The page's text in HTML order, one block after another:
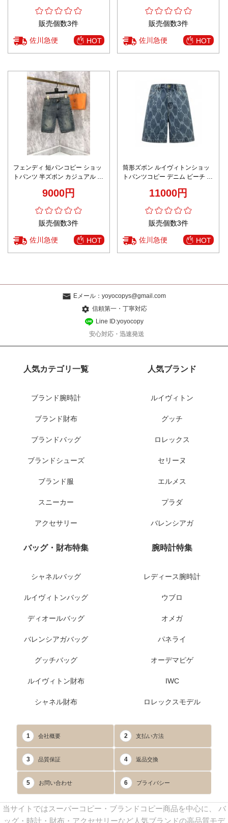
販売個数3件
佐川急便 HOT
販売個数3件
佐川急便 HOT
フェンディ 短パンコピー ショッ
トパンツ 半ズボン カジュアル 柔
ム ジーンズ ブルー
9000円
販売個数3件
佐川急便 HOT
筒形ズボン ルイヴィトンショッ
トパンツコピー デニム ビーチ ゆ
11000円
販売個数3件
佐川急便 HOT
Eメール： yoyocopys@gmail.com
信頼第一・丁寧対応
Line ID:yoyocopy
安心対応・迅速発送
人気カテゴリ一覧
ブランド腕時計
ブランド財布
ブランドバッグ
ブランドシューズ
ブランド服
スニーカー
アクセサリー
人気ブランド
ルイヴィトン
グッチ
ロレックス
セリーヌ
エルメス
プラダ
バレンシアガ
バッグ・財布特集
シャネルバッグ
ルイヴィトンバッグ
ディオールバッグ
バレンシアガバッグ
グッチバッグ
ルイヴィトン財布
シャネル財布
腕時計特集
レディース腕時計
ウブロ
オメガ
パネライ
オーデマピゲ
IWC
ロレックスモデル
1 会社概要 2 支払い方法
3 品質保証 4 返品交換
5 お問い合わせ 6 プライバシー
当サイトではスーパーコピー・ブランドコピー商品を中心に、 バ
ッグ・時計・財布・アクセサリーなど人気ブランドの高品質モデ